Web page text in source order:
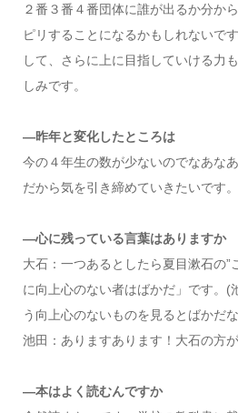
２番３番４番団体に誰が出るか分か
ピリすることになるかもしれないで
して、さらに上に目指していける力
しみです。
—昨年と変化したところは
今の４年生の数が少ないのでなあな
だから気を引き締めていきたいです。
—心に残っている言葉はありますか
大石：一つあるとしたら夏目漱石の”
に向上心のない者はばかだ」です。(
う向上心のないものを見るとばかだ
池田：ありますあります！大石の方が
—本はよく読むんですか